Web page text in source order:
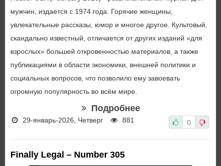
мужчин, издается с 1974 года. Горячие женщины,
увлекательные рассказы, юмор и многое другое. Культовый,
скандально известный, отличается от других изданий «для
взрослых» большей откровенностью материалов, а также
публикациями в области экономики, внешней политики и
социальных вопросов, что позволило ему завоевать
огромную популярность во всём мире.
Подробнее
29-январь-2026, Четверг 881 0
Finally Legal – Number 305